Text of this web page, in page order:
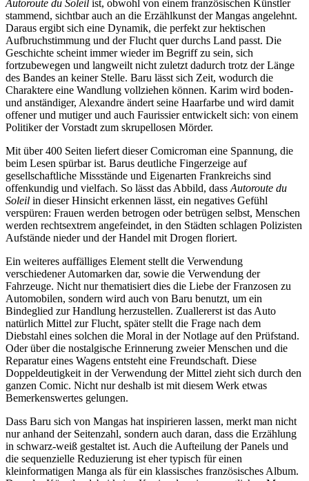
Autoroute du Soleil ist, obwohl von einem französischen Künstler
stammend, sichtbar auch an die Erzählkunst der Mangas angelehnt.
Daraus ergibt sich eine Dynamik, die perfekt zur hektischen
Aufbruchstimmung und der Flucht quer durchs Land passt. Die
Geschichte scheint immer wieder im Begriff zu sein, sich
fortzubewegen und langweilt nicht zuletzt dadurch trotz der Länge
des Bandes an keiner Stelle. Baru lässt sich Zeit, wodurch die
Charaktere eine Wandlung vollziehen können. Karim wird boden-
und anständiger, Alexandre ändert seine Haarfarbe und wird damit
offener und mutiger und auch Faurissier entwickelt sich: von einem
Politiker der Vorstadt zum skrupellosen Mörder.
Mit über 400 Seiten liefert dieser Comicroman eine Spannung, die
beim Lesen spürbar ist. Barus deutliche Fingerzeige auf
gesellschaftliche Missstände und Eigenarten Frankreichs sind
offenkundig und vielfach. So lässt das Abbild, dass Autoroute du
Soleil in dieser Hinsicht erkennen lässt, ein negatives Gefühl
verspüren: Frauen werden betrogen oder betrügen selbst, Menschen
werden rechtsextrem angefeindet, in den Städten schlagen Polizisten
Aufstände nieder und der Handel mit Drogen floriert.
Ein weiteres auffälliges Element stellt die Verwendung
verschiedener Automarken dar, sowie die Verwendung der
Fahrzeuge. Nicht nur thematisiert dies die Liebe der Franzosen zu
Automobilen, sondern wird auch von Baru benutzt, um ein
Bindeglied zur Handlung herzustellen. Zuallererst ist das Auto
natürlich Mittel zur Flucht, später stellt die Frage nach dem
Diebstahl eines solchen die Moral in der Notlage auf den Prüfstand.
Oder über die nostalgische Erinnerung zweier Menschen und die
Reparatur eines Wagens entsteht eine Freundschaft. Diese
Doppeldeutigkeit in der Verwendung der Mittel zieht sich durch den
ganzen Comic. Nicht nur deshalb ist mit diesem Werk etwas
Bemerkenswertes gelungen.
Dass Baru sich von Mangas hat inspirieren lassen, merkt man nicht
nur anhand der Seitenzahl, sondern auch daran, dass die Erzählung
in schwarz-weiß gestaltet ist. Auch die Aufteilung der Panels und
die sequenzielle Reduzierung ist eher typisch für einen
kleinformatigen Manga als für ein klassisches französisches Album.